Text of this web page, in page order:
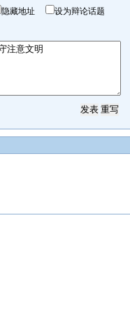
隐藏地址 设为辩论话题